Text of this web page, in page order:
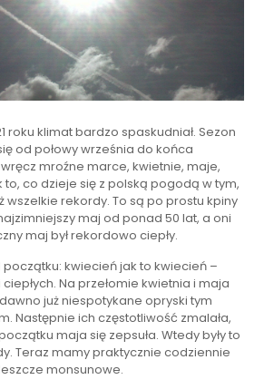
roku klimat bardzo spaskudniał. Sezon
od połowy września do końca
mroźne marce, kwietnie, maje,
co dzieje się z polską pogodą w tym,
wszelkie rekordy. To są po prostu kpiny
maj od ponad 50 lat, a oni
maj był rekordowo ciepły.
kwiecień jak to kwiecień –
Na przełomie kwietnia i maja
już niespotykane opryski tym
Następnie ich częstotliwość zmalała,
maja się zepsuła. Wtedy były to
Teraz mamy praktycznie codziennie
monsunowe.